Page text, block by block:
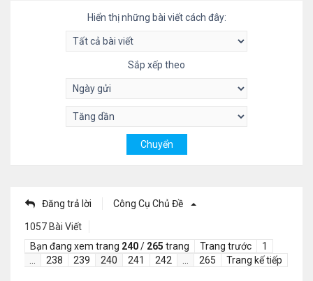
Hiển thị những bài viết cách đây:
Sắp xếp theo
Đăng trả lời Công Cụ Chủ Đề
1057 Bài Viết
Bạn đang xem trang 240/ 265 trang Trang trước
1
238 239 240 241 242 265 Trang kế tiếp